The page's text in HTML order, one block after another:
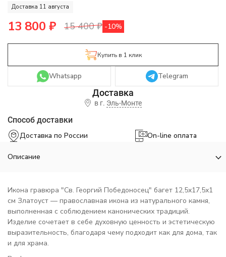
Доставка 11 августа
13 800 ₽ 15 400₽ -10%
Купить в 1 клик
Whatsapp Telegram
в г. Эль-Монте
Способ доставки
Доставка по России
On-line оплата
Описание
Икона гравюра "Св. Георгий Победоносец" багет 12,5х17,5х1
см Златоуст — православная икона из натурального камня,
выполненная с соблюдением канонических традиций.
Изделие сочетает в себе духовную ценность и эстетическую
выразительность, благодаря чему подходит как для дома, так
и для храма.